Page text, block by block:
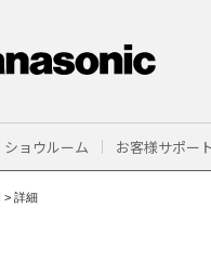
ショウルーム お客様サポート
> 詳細